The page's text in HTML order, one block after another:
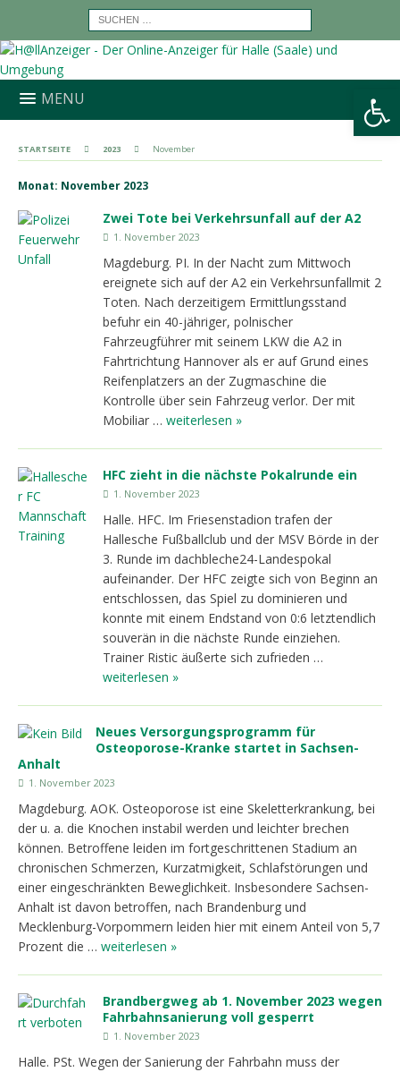
MENU
STARTSEITE 2023 November
Monat: November 2023
Zwei Tote bei Verkehrsunfall auf der A2
1. November 2023
Magdeburg. PI. In der Nacht zum Mittwoch
ereignete sich auf der A2 ein Verkehrsunfallmit 2
Toten. Nach derzeitigem Ermittlungsstand
befuhr ein 40-jähriger, polnischer
Fahrzeugführer mit seinem LKW die A2 in
Fahrtrichtung Hannover als er auf Grund eines
Reifenplatzers an der Zugmaschine die
Kontrolle über sein Fahrzeug verlor. Der mit
Mobiliar … weiterlesen »
HFC zieht in die nächste Pokalrunde ein
1. November 2023
Halle. HFC. Im Friesenstadion trafen der
Hallesche Fußballclub und der MSV Börde in der
3. Runde im dachbleche24-Landespokal
aufeinander. Der HFC zeigte sich von Beginn an
entschlossen, das Spiel zu dominieren und
konnte mit einem Endstand von 0:6 letztendlich
souverän in die nächste Runde einziehen.
Trainer Ristic äußerte sich zufrieden …
weiterlesen »
Neues Versorgungsprogramm für
Osteoporose-Kranke startet in Sachsen-
Anhalt
1. November 2023
Magdeburg. AOK. Osteoporose ist eine Skeletterkrankung, bei
der u. a. die Knochen instabil werden und leichter brechen
können. Betroffene leiden im fortgeschrittenen Stadium an
chronischen Schmerzen, Kurzatmigkeit, Schlafstörungen und
einer eingeschränkten Beweglichkeit. Insbesondere Sachsen-
Anhalt ist davon betroffen, nach Brandenburg und
Mecklenburg-Vorpommern leiden hier mit einem Anteil von 5,7
Prozent die … weiterlesen »
Brandbergweg ab 1. November 2023 wegen
Fahrbahnsanierung voll gesperrt
1. November 2023
Halle. PSt. Wegen der Sanierung der Fahrbahn muss der
Werkzeugleiste öffnen